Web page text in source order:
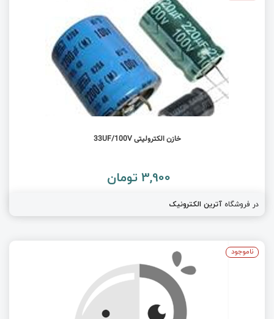
خازن الکترولیتی 33UF/100V
3,900 تومان
در فروشگاه آترین الکترونیک
ناموجود